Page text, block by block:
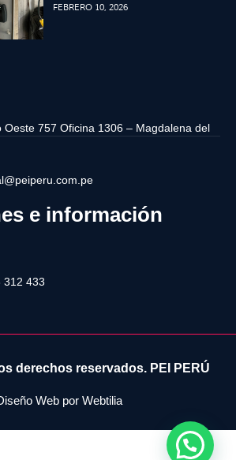
FEBRERO 10, 2026
Oeste 757 Oficina 1306 – Magdalena del
e información
312 433
derechos reservados. PEI PERÚ
Web por Webtilia